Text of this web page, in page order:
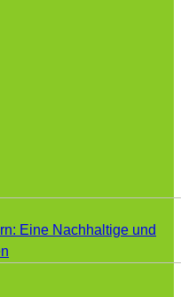
Eine Nachhaltige und